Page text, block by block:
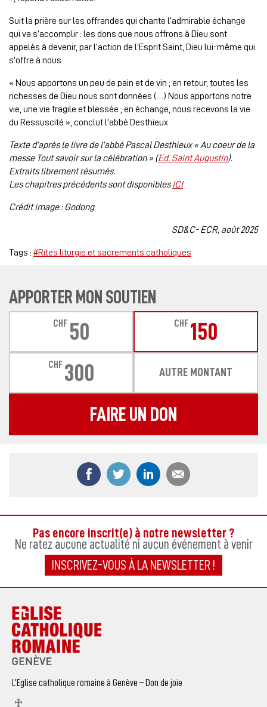
Suit la prière sur les offrandes qui chante l’admirable échange
qui va s’accomplir : les dons que nous offrons à Dieu sont
appelés à devenir, par l’action de l’Esprit Saint, Dieu lui-même qui
s’offre à nous.
« Nous apportons un peu de pain et de vin ; en retour, toutes les
richesses de Dieu nous sont données (…) Nous apportons notre
vie, une vie fragile et blessée ; en échange, nous recevons la vie
du Ressuscité », conclut l’abbé Desthieux.
Texte d’après le livre de l’abbé Pascal Desthieux « Au coeur de la
messe Tout savoir sur la célébration » (Ed. Saint Augustin).
Extraits librement résumés.
Les chapitres précédents sont disponiblesICI
Crédit image : Godong
SD&C- ECR, août 2025
Tags : #Rites liturgie et sacrements catholiques
APPORTER MON SOUTIEN
CHF 50 CHF 150
CHF 300 AUTRE MONTANT
FAIRE UN DON
Partager ce contenu sur Facebook
Partager ce contenu sur Twitter
Partager ce contenu
Pas encore inscrit(e) à notre newsletter ?
Ne ratez aucune actualité ni aucun événement à venir
INSCRIVEZ-VOUS À LA NEWSLETTER !
L’Eglise catholique romaine à Genève – Don de joie